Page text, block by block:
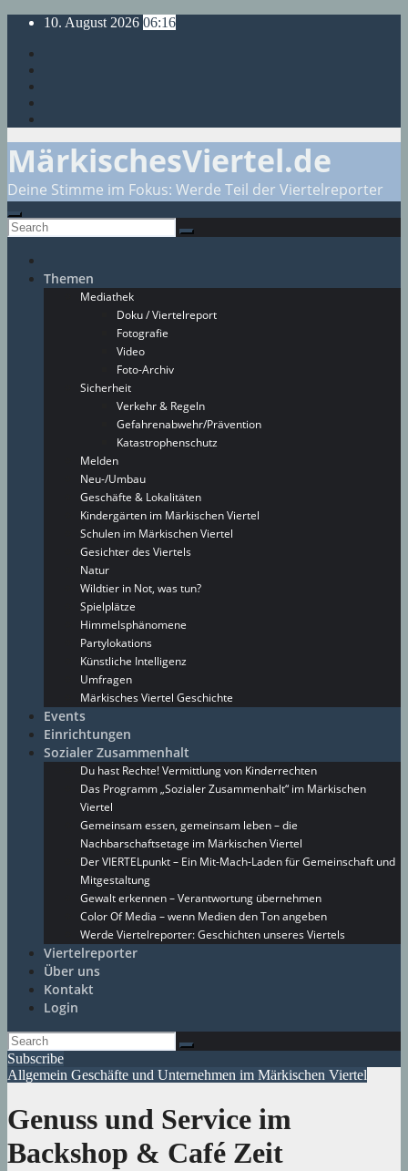
Skip
content
10. August 2026 06:16
MärkischesViertel.de
Deine Stimme im Fokus: Werde Teil der Viertelreporter
Themen
Mediathek
Doku / Viertelreport
Fotografie
Video
Foto-Archiv
Sicherheit
Verkehr & Regeln
Gefahrenabwehr/Prävention
Katastrophenschutz
Melden
Neu-/Umbau
Geschäfte & Lokalitäten
Kindergärten im Märkischen Viertel
Schulen im Märkischen Viertel
Gesichter des Viertels
Natur
Wildtier in Not, was tun?
Spielplätze
Himmelsphänomene
Partylokations
Künstliche Intelligenz
Umfragen
Märkisches Viertel Geschichte
Events
Einrichtungen
Sozialer Zusammenhalt
Du hast Rechte! Vermittlung von Kinderrechten
Das Programm „Sozialer Zusammenhalt“ im Märkischen
Viertel
Gemeinsam essen, gemeinsam leben – die
Nachbarschaftsetage im Märkischen Viertel
Der VIERTELpunkt – Ein Mit-Mach-Laden für Gemeinschaft und
Mitgestaltung
Gewalt erkennen – Verantwortung übernehmen
Color Of Media – wenn Medien den Ton angeben
Werde Viertelreporter: Geschichten unseres Viertels
Viertelreporter
Über uns
Kontakt
Login
Subscribe
Allgemein Geschäfte und Unternehmen im Märkischen Viertel
Genuss und Service im
Backshop & Café Zeit